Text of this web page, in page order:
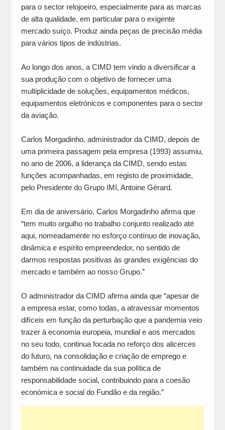
para o sector relojoeiro, especialmente para as marcas
de alta qualidade, em particular para o exigente
mercado suíço. Produz ainda peças de precisão média
para vários tipos de indústrias.
Ao longo dos anos, a CIMD tem vindo a diversificar a
sua produção com o objetivo de fornecer uma
multiplicidade de soluções, equipamentos médicos,
equipamentos eletrónicos e componentes para o sector
da aviação.
Carlos Morgadinho, administrador da CIMD, depois de
uma primeira passagem pela empresa (1993) assumiu,
no ano de 2006, a liderança da CIMD, sendo estas
funções acompanhadas, em registo de proximidade,
pelo Presidente do Grupo IMI, Antoine Gérard.
Em dia de aniversário, Carlos Morgadinho afirma que
“tem muito orgulho no trabalho conjunto realizado até
aqui, nomeadamente no esforço contínuo de inovação,
dinâmica e espírito empreendedor, no sentido de
darmos respostas positivas às grandes exigências do
mercado e também ao nosso Grupo.”
O administrador da CIMD afirma ainda que “apesar de
a empresa estar, como todas, a atravessar momentos
difíceis em função da perturbação que a pandemia veio
trazer à economia europeia, mundial e aos mercados
no seu todo, continua focada no reforço dos alicerces
do futuro, na consolidação e criação de emprego e
também na continuidade da sua política de
responsabilidade social, contribuindo para a coesão
económica e social do Fundão e da região.”